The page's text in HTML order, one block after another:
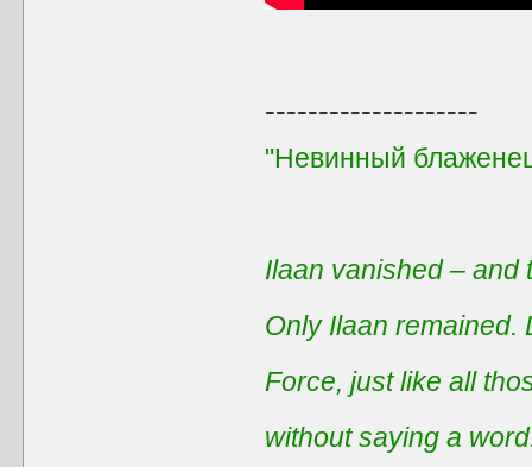
--------------------
"Невинный
Ilaan vanished – and
Only Ilaan remained.
Force, just like all
without saying a